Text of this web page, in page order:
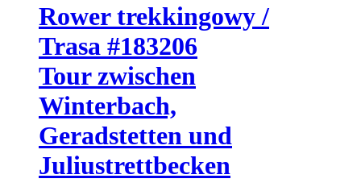
Rower trekkingowy /
Trasa #183206
Tour zwischen
Winterbach,
Geradstetten und
Juliustrettbecken